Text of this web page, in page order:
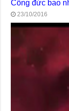
Công đức bao
23/10/2016